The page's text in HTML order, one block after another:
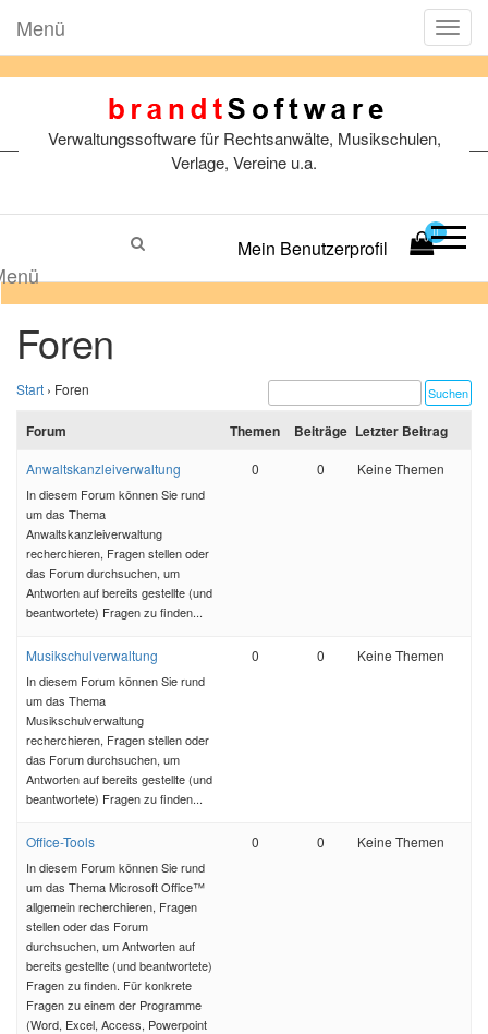
Menü
T
o
g
i
g
Verwaltungssoftware für Rechtsanwälte, Musikschulen,
Verlage, Vereine u.a.
0
Mein Benutzerprofil
Foren
Start › Foren
Forum Themen Beiträge Letzter Beitrag
Anwaltskanzleiverwaltung
In diesem Forum können Sie rund
um das Thema
Anwaltskanzleiverwaltung
recherchieren, Fragen stellen oder
das Forum durchsuchen, um
Antworten auf bereits gestellte (und
beantwortete) Fragen zu finden...
0 0 Keine Themen
Musikschulverwaltung
In diesem Forum können Sie rund
um das Thema
Musikschulverwaltung
recherchieren, Fragen stellen oder
das Forum durchsuchen, um
Antworten auf bereits gestellte (und
beantwortete) Fragen zu finden...
0 0 Keine Themen
Office-Tools
In diesem Forum können Sie rund
um das Thema Microsoft Office™
allgemein recherchieren, Fragen
stellen oder das Forum
durchsuchen, um Antworten auf
bereits gestellte (und beantwortete)
Fragen zu finden. Für konkrete
Fragen zu einem der Programme
(Word, Excel, Access, Powerpoint
0 0 Keine Themen